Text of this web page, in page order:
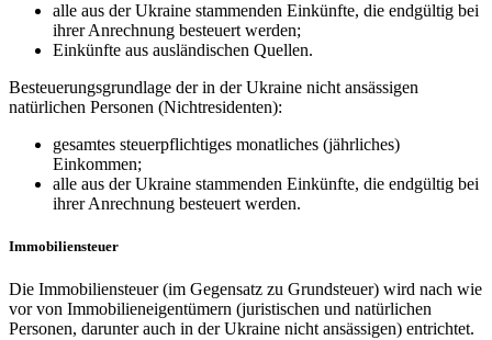
alle aus der Ukraine stammenden Einkünfte, die endgültig bei
ihrer Anrechnung besteuert werden;
Einkünfte aus ausländischen Quellen.
Besteuerungsgrundlage der in der Ukraine nicht ansässigen
natürlichen Personen (Nichtresidenten):
gesamtes steuerpflichtiges monatliches (jährliches)
Einkommen;
alle aus der Ukraine stammenden Einkünfte, die endgültig bei
ihrer Anrechnung besteuert werden.
Immobiliensteuer
Die Immobiliensteuer (im Gegensatz zu Grundsteuer) wird nach wie
vor von Immobilieneigentümern (juristischen und natürlichen
Personen, darunter auch in der Ukraine nicht ansässigen) entrichtet.